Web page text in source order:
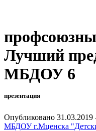
Лучший
МБДОУ 6
презентация
Опубликовано 31.03.2019
МБДОУ г.Мценска